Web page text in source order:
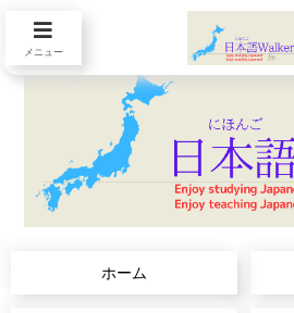
ホーム
メニュー